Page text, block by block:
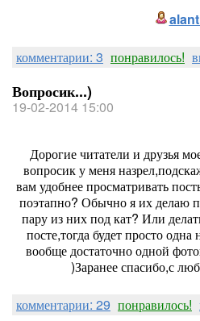
комментарии: 3 понравилось!
Вопросик...)
19-02-2014 15:00
Дорогие читатели и друзья
вопросик у меня
вам удобнее просматривать
поэтапно? Обычно я их делаю
пару из них под кат? Или
посте,тогда будет просто
вообще достаточно одной
)Заранее спасибо,с
комментарии: 29 понравилось!